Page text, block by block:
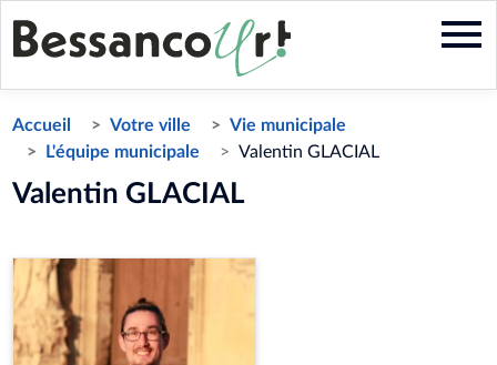
Aller
au
contenu
Accueil Votre ville
Vie municipale
L'équipe municipale
Valentin GLACIAL
Valentin GLACIAL